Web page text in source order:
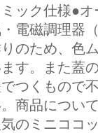
ミック仕様●
電磁調理器
のため、色
す。また蓋
つくもので
商品につい
気のミニココ